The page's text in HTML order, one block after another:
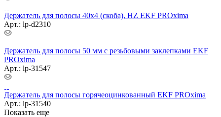
Держатель для полосы 40х4 (скоба), HZ EKF PROxima
Арт.: lp-d2310
Держатель для полосы 50 мм с резьбовыми заклепками EKF
PROxima
Арт.: lp-31547
Держатель для полосы горячеоцинкованный EKF PROxima
Арт.: lp-31540
Показать еще